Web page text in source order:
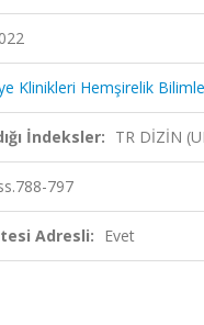
Klinikleri Hemşirelik
İndeksler: TR DİZİN
797
Adresli: Evet